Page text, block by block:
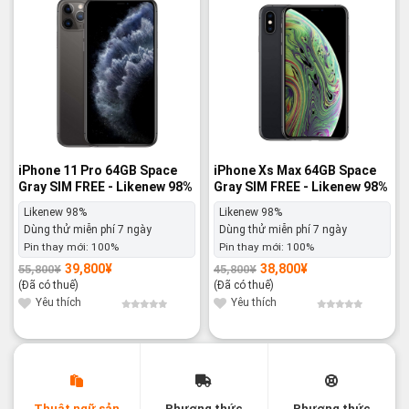
iPhone 11 Pro 64GB Space
Gray SIM FREE - Likenew 98%
Likenew 98%
Dùng thử miễn phí 7 ngày
Pin thay mới: 100%
55,800¥
Giá
gốc
là:
55,800¥.
39,800¥
Giá
hiện
tại
là:
39,800¥.
(Đã có thuế)
Yêu thích
iPhone Xs Max 64GB Space
Gray SIM FREE - Likenew 98%
Likenew 98%
Dùng thử miễn phí 7 ngày
Pin thay mới: 100%
45,800¥
Giá
gốc
là:
45,800¥.
38,800¥
Giá
hiện
tại
là:
38,800¥.
(Đã có thuế)
Yêu thích